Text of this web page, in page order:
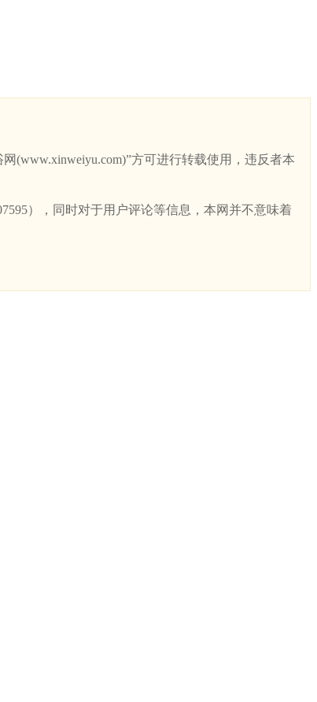
(www.xinweiyu.com)”方可进行转载使用，违反者本
），同时对于用户评论等信息，本网并不意味着